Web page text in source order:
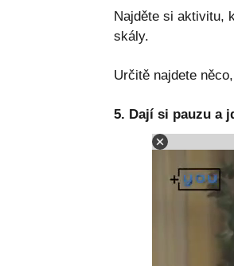
Najděte si aktivitu,
skály.
Určitě najdete
5. Dají si pauzu a